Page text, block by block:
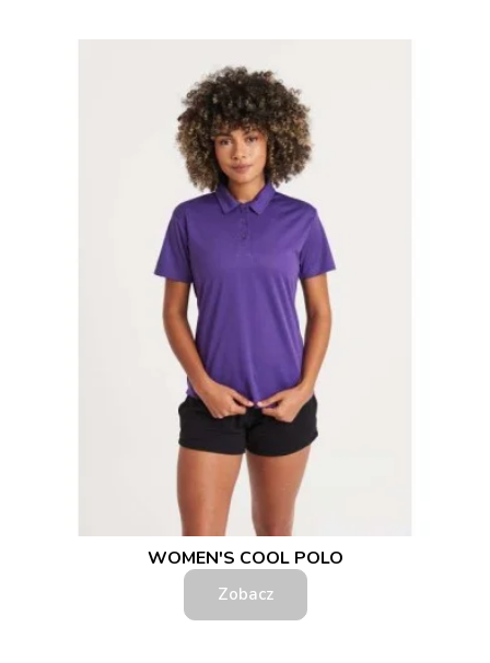
WOMEN'S COOL POLO
Zobacz